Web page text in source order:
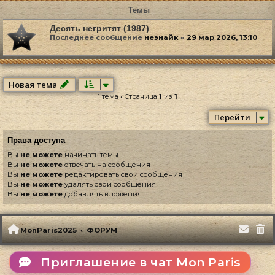
Темы
Десять негритят (1987)
Последнее сообщениенезнайк «29 мар 2026, 13:10
Новая тема
1 тема • Страница 1из 1
Перейти
Права доступа
Вы не можетеначинать темы
Вы не можете отвечать на сообщения
Вы не можете редактировать свои сообщения
Выне можетеудалять свои сообщения
Вы не можете добавлять вложения
MonParis2025 ФОРУМ
Приглашение в чат Mon Paris